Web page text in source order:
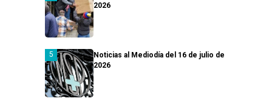
2026
Noticias al Mediodía del 16 de julio de
2026